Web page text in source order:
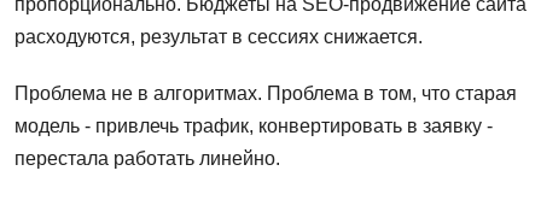
расходуются, результат в сессиях снижается.
Проблема не в алгоритмах. Проблема в том, что старая
модель - привлечь трафик, конвертировать в заявку -
перестала работать линейно.